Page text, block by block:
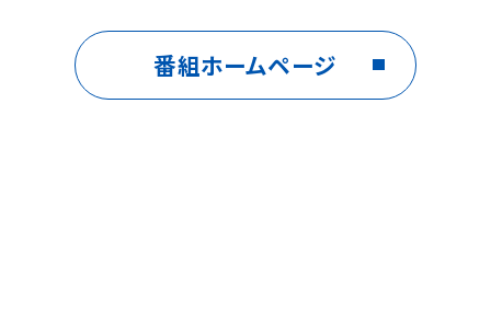
番組ホームページ